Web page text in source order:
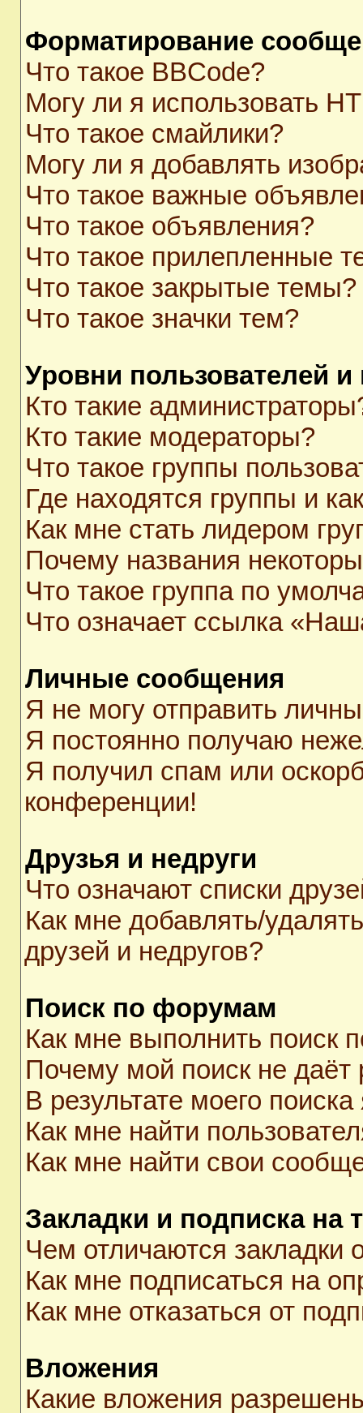
Форматирование
Что такое BBCode?
Могу ли я использовать
Что такое смайлики?
Могу ли я добавлять
Что такое важные
Что такое объявления?
Что такое прилепленные
Что такое закрытые темы?
Что такое значки тем?
Уровни пользователей и
Кто такие
Кто такие модераторы?
Что такое группы
Где находятся группы и
Как мне стать лидером
Почему названия
Что такое группа по
Что означает ссылка
Личные сообщения
Я не могу отправить
Я постоянно получаю
Я получил спам или
конференции!
Друзья и недруги
Что означают списки
Как мне добавлять/
друзей и недругов?
Поиск по форумам
Как мне выполнить
Почему мой поиск не даёт
В результате моего
Как мне найти
Как мне найти свои
Закладки и подписка на
Чем отличаются закладки
Как мне подписаться на
Как мне отказаться от
Вложения
Какие вложения